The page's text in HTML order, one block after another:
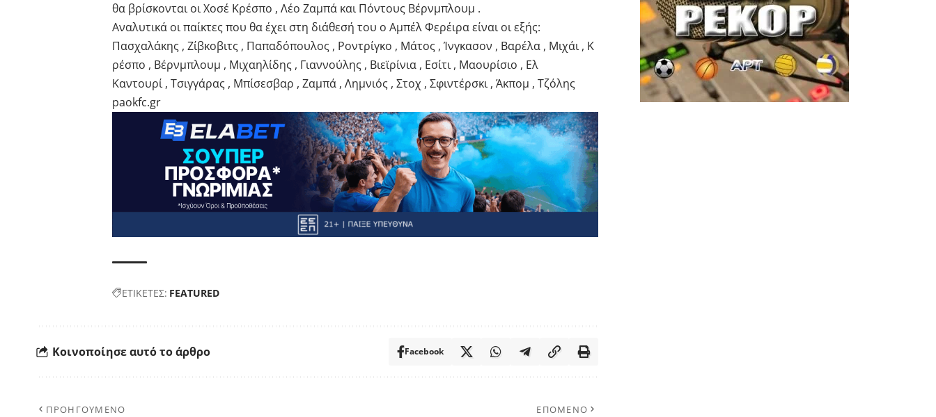
θα βρίσκονται οι Χοσέ Κρέσπο , Λέο Ζαμπά και Πόντους Βέρνμπλουμ .
Αναλυτικά οι παίκτες που θα έχει στη διάθεσή του ο Αμπέλ Φερέιρα είναι οι εξής:
Πασχαλάκης , Ζίβκοβιτς , Παπαδόπουλος , Ροντρίγκο , Μάτος , Ίνγκασον , Βαρέλα , Μιχάι , Κ
ρέσπο , Βέρνμπλουμ , Μιχαηλίδης , Γιαννούλης , Βιεϊρίνια , Εσίτι , Μαουρίσιο , Ελ
Καντουρί , Τσιγγάρας , Μπίσεσβαρ , Ζαμπά , Λημνιός , Στοχ , Σφιντέρσκι , Άκπομ , Τζόλης
paokfc.gr
ΕΤΙΚΕΤΕΣ: FEATURED
Κοινοποίησε αυτό το άρθρο Facebook
ΠΡΟΗΓΟΥΜΕΝΟ ΕΠΟΜΕΝΟ